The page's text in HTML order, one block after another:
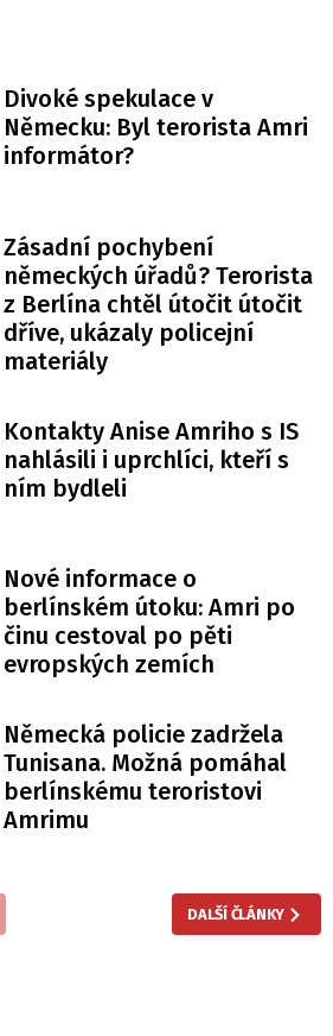
Divoké spekulace v
Německu: Byl terorista Amri
informátor?
Zásadní pochybení
německých úřadů? Terorista
z Berlína chtěl útočit útočit
dříve, ukázaly policejní
materiály
Kontakty Anise Amriho s IS
nahlásili i uprchlíci, kteří s
ním bydleli
Nové informace o
berlínském útoku: Amri po
činu cestoval po pěti
evropských zemích
Německá policie zadržela
Tunisana. Možná pomáhal
berlínskému teroristovi
Amrimu
DALŠÍ ČLÁNKY